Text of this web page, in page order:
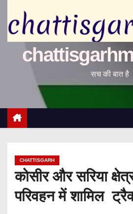
सच की बात है
CHATTISGARH
कोसीर और सरिया
परिवहन में शामिल